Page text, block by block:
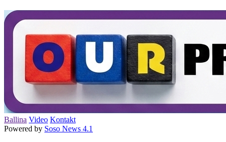
Ballina Video Kontakt
Powered by Soso News 4.1